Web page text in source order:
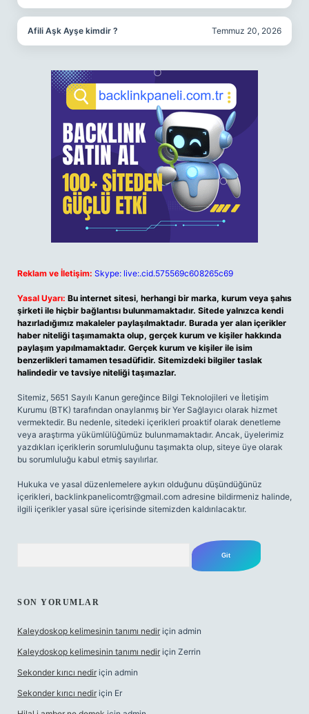
Afili Aşk Ayşe kimdir ? Temmuz 20, 2026
Reklam ve İletişim: Skype: live:.cid.575569c608265c69
Yasal Uyarı: Bu internet sitesi, herhangi bir marka, kurum veya şahıs
şirketi ile hiçbir bağlantısı bulunmamaktadır. Sitede yalnızca kendi
hazırladığımız makaleler paylaşılmaktadır. Burada yer alan içerikler
haber niteliği taşımamakta olup, gerçek kurum ve kişiler hakkında
paylaşım yapılmamaktadır. Gerçek kurum ve kişiler ile isim
benzerlikleri tamamen tesadüfidir. Sitemizdeki bilgiler taslak
halindedir ve tavsiye niteliği taşımazlar.
Sitemiz, 5651 Sayılı Kanun gereğince Bilgi Teknolojileri ve İletişim
Kurumu (BTK) tarafından onaylanmış bir Yer Sağlayıcı olarak hizmet
vermektedir. Bu nedenle, sitedeki içerikleri proaktif olarak denetleme
veya araştırma yükümlülüğümüz bulunmamaktadır. Ancak, üyelerimiz
yazdıkları içeriklerin sorumluluğunu taşımakta olup, siteye üye olarak
bu sorumluluğu kabul etmiş sayılırlar.
Hukuka ve yasal düzenlemelere aykırı olduğunu düşündüğünüz
içerikleri, backlinkpanelicomtr@gmail.com adresine bildirmeniz halinde,
ilgili içerikler yasal süre içerisinde sitemizden kaldırılacaktır.
SON YORUMLAR
Kaleydoskop kelimesinin tanımı nedir için admin
Kaleydoskop kelimesinin tanımı nedir için Zerrin
Sekonder kırıcı nedir için admin
Sekonder kırıcı nedir için Er